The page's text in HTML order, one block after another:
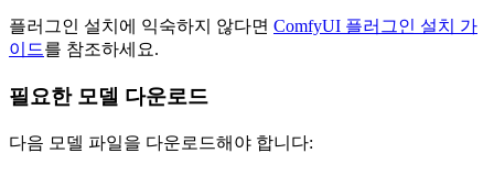
플러그인 설치에 익숙하지 않다면 ComfyUI 플러그인 설치 가
이드를 참조하세요.
필요한 모델 다운로드
다음 모델 파일을 다운로드해야 합니다: